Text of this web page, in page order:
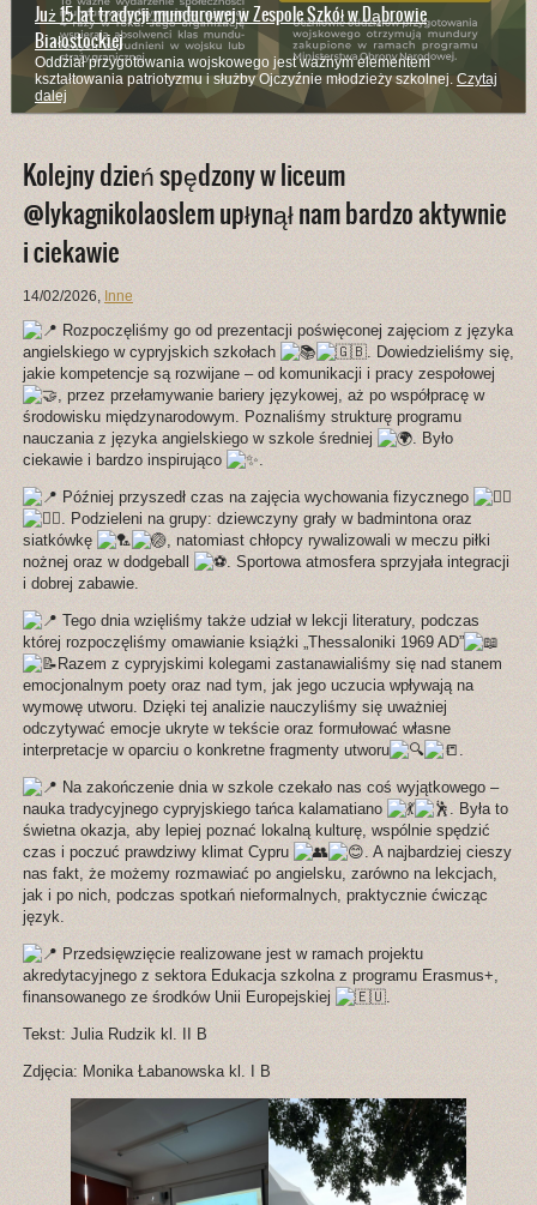
Już 15 lat tradycji mundurowej w Zespole Szkół w Dąbrowie
Białostockiej
Oddział przygotowania wojskowego jest ważnym elementem
kształtowania patriotyzmu i służby Ojczyźnie młodzieży szkolnej. Czytaj
dalej
Kolejny dzień spędzony w liceum
@lykagnikolaoslem upłynął nam bardzo aktywnie
i ciekawie
14/02/2026, Inne
Rozpoczęliśmy go od prezentacji poświęconej zajęciom z języka
angielskiego w cypryjskich szkołach
. Dowiedzieliśmy się,
jakie kompetencje są rozwijane – od komunikacji i pracy zespołowej
, przez przełamywanie bariery językowej, aż po współpracę w
środowisku międzynarodowym. Poznaliśmy strukturę programu
nauczania z języka angielskiego w szkole średniej
. Było
ciekawie i bardzo inspirująco
.
Później przyszedł czas na zajęcia wychowania fizycznego
. Podzieleni na grupy: dziewczyny grały w badmintona oraz
siatkówkę
, natomiast chłopcy rywalizowali w meczu piłki
nożnej oraz w dodgeball
. Sportowa atmosfera sprzyjała integracji
i dobrej zabawie.
Tego dnia wzięliśmy także udział w lekcji literatury, podczas
której rozpoczęliśmy omawianie książki „Thessaloniki 1969 AD”
Razem z cypryjskimi kolegami zastanawialiśmy się nad stanem
emocjonalnym poety oraz nad tym, jak jego uczucia wpływają na
wymowę utworu. Dzięki tej analizie nauczyliśmy się uważniej
odczytywać emocje ukryte w tekście oraz formułować własne
interpretacje w oparciu o konkretne fragmenty utworu
.
Na zakończenie dnia w szkole czekało nas coś wyjątkowego –
nauka tradycyjnego cypryjskiego tańca kalamatiano
. Była to
świetna okazja, aby lepiej poznać lokalną kulturę, wspólnie spędzić
czas i poczuć prawdziwy klimat Cypru
. A najbardziej cieszy
nas fakt, że możemy rozmawiać po angielsku, zarówno na lekcjach,
jak i po nich, podczas spotkań nieformalnych, praktycznie ćwicząc
język.
Przedsięwzięcie realizowane jest w ramach projektu
akredytacyjnego z sektora Edukacja szkolna z programu Erasmus+,
finansowanego ze środków Unii Europejskiej
.
Tekst: Julia Rudzik kl. II B
Zdjęcia: Monika Łabanowska kl. I B